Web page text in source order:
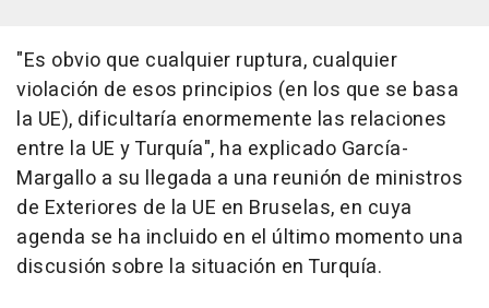
"Es obvio que cualquier ruptura, cualquier
violación de esos principios (en los que se basa
la UE), dificultaría enormemente las relaciones
entre la UE y Turquía", ha explicado García-
Margallo a su llegada a una reunión de ministros
de Exteriores de la UE en Bruselas, en cuya
agenda se ha incluido en el último momento una
discusión sobre la situación en Turquía.